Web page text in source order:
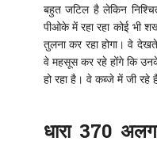
बहुत जटिल है लेकिन
पीओके में रहा रहा कोई भी
तुलना कर रहा होगा। वे
वे महसूस कर रहे होंगे कि
हो रहा है। वे कब्जे में जी रहे
धारा 370